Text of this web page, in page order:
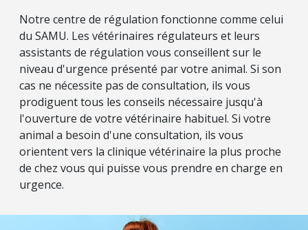
Notre centre de régulation fonctionne comme celui
du SAMU. Les vétérinaires régulateurs et leurs
assistants de régulation vous conseillent sur le
niveau d'urgence présenté par votre animal. Si son
cas ne nécessite pas de consultation, ils vous
prodiguent tous les conseils nécessaire jusqu'à
l'ouverture de votre vétérinaire habituel. Si votre
animal a besoin d'une consultation, ils vous
orientent vers la clinique vétérinaire la plus proche
de chez vous qui puisse vous prendre en charge en
urgence.